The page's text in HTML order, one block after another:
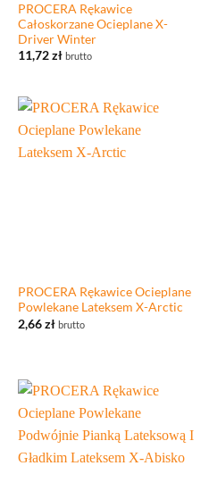
PROCERA Rękawice
Całoskorzane Ocieplane X-
Driver Winter
11,72zł brutto
PROCERA Rękawice Ocieplane
Powlekane Lateksem X-Arctic
2,66zł brutto